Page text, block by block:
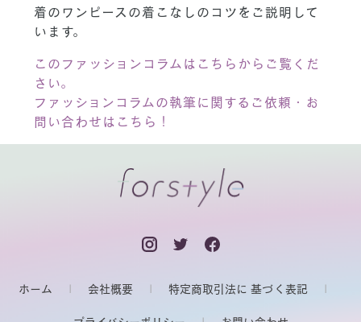
着のワンピースの着こなしのコツをご説明して
います。
このファッションコラムはこちらからご覧くだ
さい。
ファッションコラムの執筆に関するご依頼・お
問い合わせはこちら！
ホーム 会社概要 特定商取引法に 基づく表記